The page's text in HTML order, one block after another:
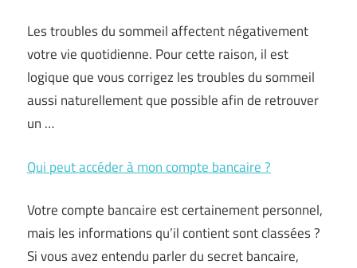
Les troubles du sommeil affectent négativement
votre vie quotidienne. Pour cette raison, il est
logique que vous corrigez les troubles du sommeil
aussi naturellement que possible afin de retrouver
un …
Qui peut accéder à mon compte bancaire ?
Votre compte bancaire est certainement personnel,
mais les informations qu’il contient sont classées ?
Si vous avez entendu parler du secret bancaire,